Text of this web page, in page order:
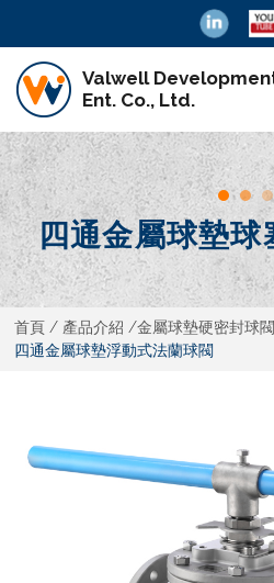
Valwell
Ent. Co., Ltd.
四通金屬球墊
首頁 產品介紹
金屬球墊硬密封球閥
四通金屬球墊浮動式法蘭球閥